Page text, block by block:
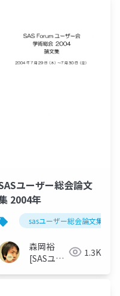
ユーザー総会論文
2004年
sasユーザー総会論文集
森岡裕
[SASユー
1.3K